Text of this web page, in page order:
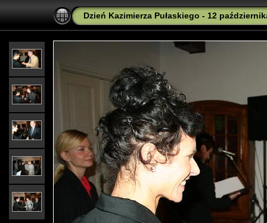
Dzień Kazimierza Pułaskiego - 12